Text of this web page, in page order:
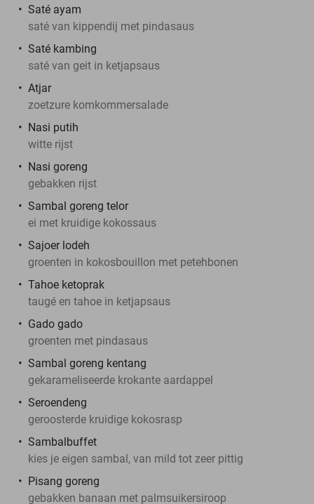
Saté ayam
saté van kippendij met pindasaus
Saté kambing
saté van geit in ketjapsaus
Atjar
zoetzure komkommersalade
Nasi putih
witte rijst
Nasi goreng
gebakken rijst
Sambal goreng telor
ei met kruidige kokossaus
Sajoer lodeh
groenten in kokosbouillon met petehbonen
Tahoe ketoprak
taugé en tahoe in ketjapsaus
Gado gado
groenten met pindasaus
Sambal goreng kentang
gekarameliseerde krokante aardappel
Seroendeng
geroosterde kruidige kokosrasp
Sambalbuffet
kies je eigen sambal, van mild tot zeer pittig
Pisang goreng
gebakken banaan met palmsuikersiroop